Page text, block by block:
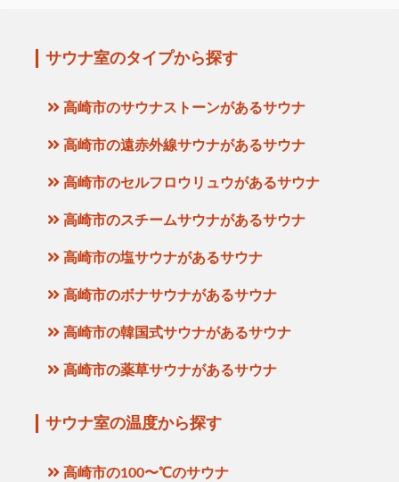
サウナ室のタイプから探す
高崎市のサウナストーンがあるサウナ
高崎市の遠赤外線サウナがあるサウナ
高崎市のセルフロウリュウがあるサウナ
高崎市のスチームサウナがあるサウナ
高崎市の塩サウナがあるサウナ
高崎市のボナサウナがあるサウナ
高崎市の韓国式サウナがあるサウナ
高崎市の薬草サウナがあるサウナ
サウナ室の温度から探す
高崎市の100〜℃のサウナ